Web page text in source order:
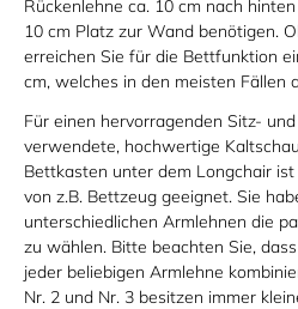
Rückenlehne ca. 10 cm nach
10 cm Platz zur Wand benötigen.
erreichen Sie für die Bettfunktion
cm, welches in den meisten Fällen
Für einen hervorragenden Sitz-
verwendete, hochwertige
Bettkasten unter dem Longchair
von z.B. Bettzeug geeignet. Sie
unterschiedlichen Armlehnen die
zu wählen. Bitte beachten Sie,
jeder beliebigen Armlehne
Nr. 2 und Nr. 3 besitzen immer